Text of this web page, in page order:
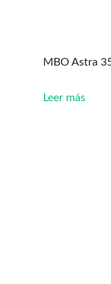
MBO Astra
Leer más